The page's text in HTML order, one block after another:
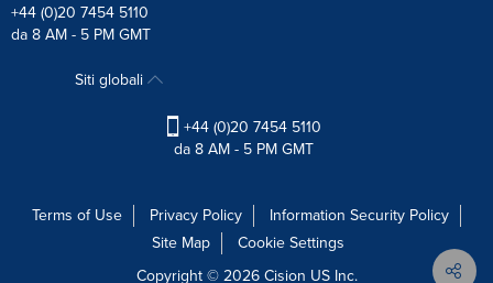
+44 (0)20 7454 5110
da 8 AM - 5 PM GMT
Siti globali
+44 (0)20 7454 5110
da 8 AM - 5 PM GMT
Terms of Use Privacy Policy
Information Security Policy
Site Map
Cookie Settings
Copyright © 2026Cision US Inc.